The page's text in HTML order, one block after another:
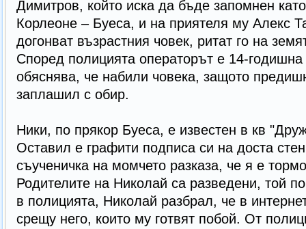
Димитров, който иска да бъде запомнен
Корлеоне – Буеса, и на приятеля му Алекс
догонват възрастния човек, ритат го на
Според полицията операторът е 14-
обяснява, че набили човека, защото
заплашил с обир.
Ники, по прякор Буеса, е известен в кв
Оставил е графити подписа си на доста
съученичка на момчето разказа, че я е
Родителите на Николай са разведени, той
в полицията, Николай разбрал, че в
срещу него, които му готвят побой. От